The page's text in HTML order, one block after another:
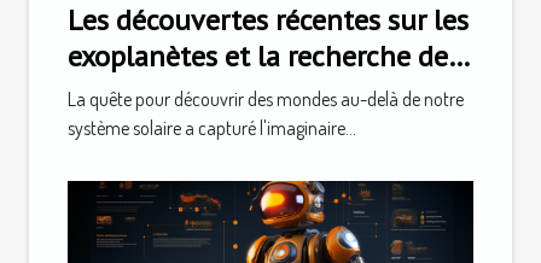
Les découvertes récentes sur les
exoplanètes et la recherche de
vie extraterrestre
La quête pour découvrir des mondes au-delà de notre
système solaire a capturé l'imaginaire...